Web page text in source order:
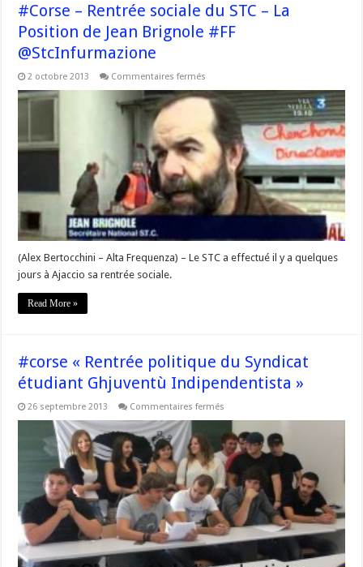
#Corse – Rentrée sociale du STC – La
Position de Jean Brignole #FF
@StcInfurmazione
2 octobre 2013 Commentaires fermés
–
Rentrée
sociale
du
STC
Position
de
Jean
Brignole
#FF
(Alex Bertocchini – Alta Frequenza) – Le STC a effectué il y a quelques
jours à Ajaccio sa rentrée sociale.
Read More »
#corse « Rentrée politique du Syndicat
étudiant Ghjuventù Indipendentista »
26 septembre 2013 Commentaires fermés
politique
du
Syndicat
étudiant
Ghjuventù
Indipendentista »